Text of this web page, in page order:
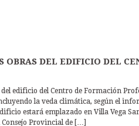
OBRAS DEL EDIFICIO DEL
edificio del Centro de Formación
la veda climática, según el
estará emplazado en Villa Vega
Provincial de […]